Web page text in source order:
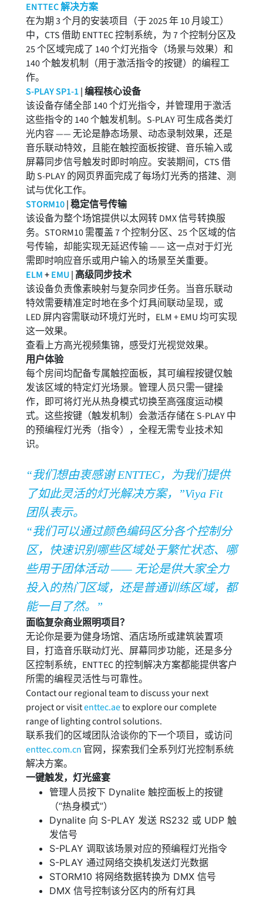
ENTTEC 解决方案
在为期 3 个月的安装项目（于 2025 年 10 月竣工）
中，CTS 借助 ENTTEC 控制系统，为 7 个控制分区及
25 个区域完成了 140 个灯光指令（场景与效果）和
140 个触发机制（用于激活指令的按键）的编程工
作。
S-PLAY SP1-1| 编程核心设备
该设备存储全部 140 个灯光指令，并管理用于激活
这些指令的 140 个触发机制。S-PLAY 可生成各类灯
光内容 —— 无论是静态场景、动态录制效果，还是
音乐联动特效，且能在触控面板按键、音乐输入或
屏幕同步信号触发时即时响应。安装期间，CTS 借
助 S-PLAY 的网页界面完成了每场灯光秀的搭建、测
试与优化工作。
STORM10| 稳定信号传输
该设备为整个场馆提供以太网转 DMX 信号转换服
务。STORM10 需覆盖 7 个控制分区、25 个区域的信
号传输，却能实现无延迟传输 —— 这一点对于灯光
需即时响应音乐或用户输入的场景至关重要。
ELM+EMU| 高级同步技术
该设备负责像素映射与复杂同步任务。当音乐联动
特效需要精准定时地在多个灯具间联动呈现，或
LED 屏内容需联动环境灯光时，ELM + EMU 均可实现
这一效果。
查看上方高光视频集锦，感受灯光视觉效果。
用户体验
每个房间均配备专属触控面板，其可编程按键仅触
发该区域的特定灯光场景。管理人员只需一键操
作，即可将灯光从热身模式切换至高强度运动模
式。这些按键（触发机制）会激活存储在 S-PLAY 中
的预编程灯光秀（指令），全程无需专业技术知
识。
“我们想由衷感谢 ENTTEC，为我们提供
了如此灵活的灯光解决方案，”Viya Fit
团队表示。
“我们可以通过颜色编码区分各个控制分
区，快速识别哪些区域处于繁忙状态、哪
些用于团体活动 —— 无论是供大家全力
投入的热门区域，还是普通训练区域，都
能一目了然。”
面临复杂商业照明项目？
无论你是要为健身场馆、酒店场所或建筑装置项
目，打造音乐联动灯光、屏幕同步功能，还是多分
区控制系统，ENTTEC 的控制解决方案都能提供客户
所需的编程灵活性与可靠性。
Contact our regional team to discuss your next
project or visitenttec.aeto explore our complete
range of lighting control solutions.
联系我们的区域团队洽谈你的下一个项目，或访问
enttec.com.cn 官网，探索我们全系列灯光控制系统
解决方案。
一键触发，灯光盛宴
管理人员按下 Dynalite 触控面板上的按键
（“热身模式”）
Dynalite 向 S-PLAY 发送 RS232 或 UDP 触
发信号
S-PLAY 调取该场景对应的预编程灯光指令
S-PLAY 通过网络交换机发送灯光数据
STORM10 将网络数据转换为 DMX 信号
DMX 信号控制该分区内的所有灯具